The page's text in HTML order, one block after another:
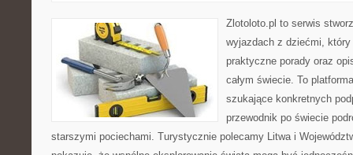
Zlotoloto.pl to serwis
wyjazdach z dziećmi, który
praktyczne porady oraz
całym świecie. To
szukające konkretnych
przewodnik po świecie
starszymi pociechami. Turystycznie polecamy Litwa i